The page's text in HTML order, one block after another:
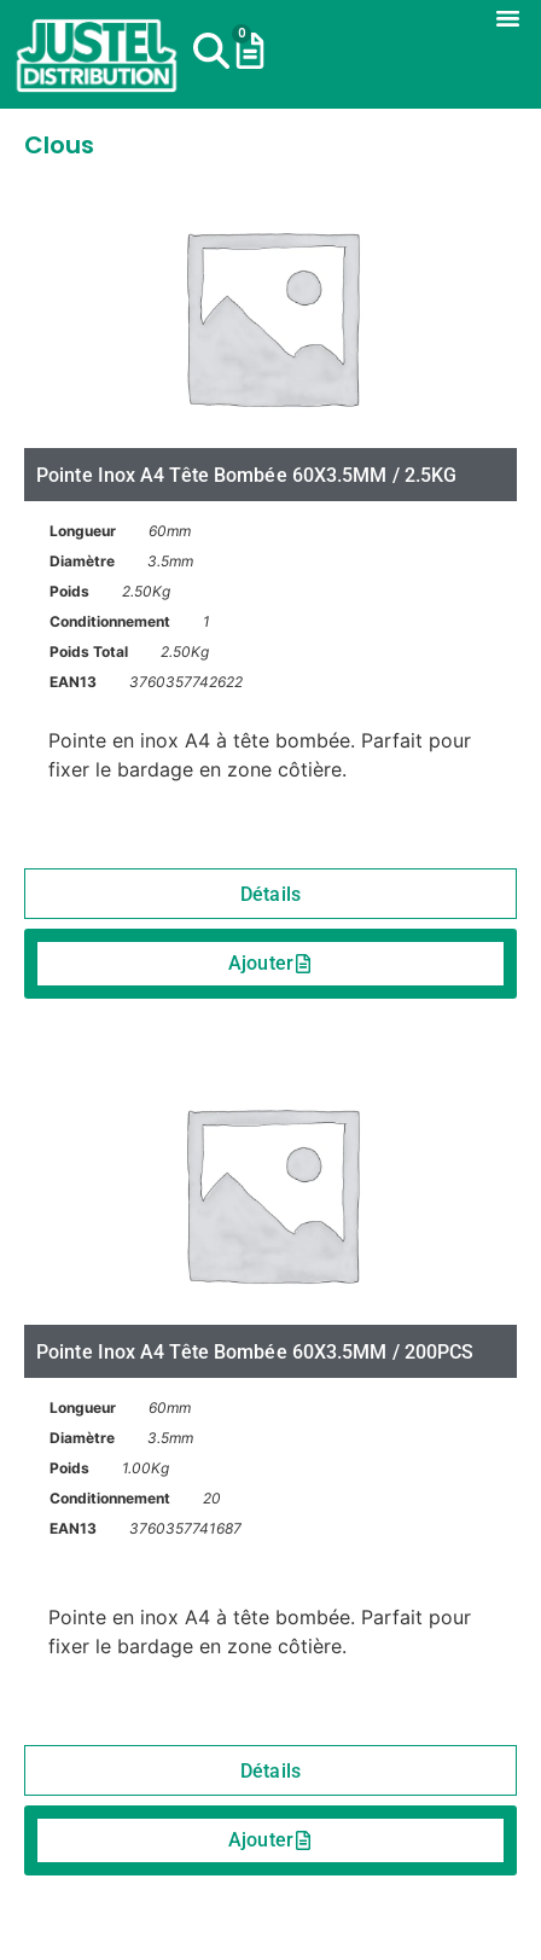
0
Clous
Pointe Inox A4 Tête Bombée 60X3.5MM / 2.5KG
Longueur
60mm
Diamètre
3.5mm
Poids
2.50Kg
Conditionnement
1
Poids Total
2.50Kg
EAN13
3760357742622
Pointe en inox A4 à tête bombée. Parfait pour
fixer le bardage en zone côtière.
Détails
Ajouter
Pointe Inox A4 Tête Bombée 60X3.5MM / 200PCS
Longueur
60mm
Diamètre
3.5mm
Poids
1.00Kg
Conditionnement
20
EAN13
3760357741687
Pointe en inox A4 à tête bombée. Parfait pour
fixer le bardage en zone côtière.
Détails
Ajouter